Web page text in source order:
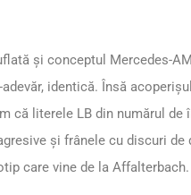
și conceptul Mercedes-
identică. Însă
că literele LB din numărul de
și frânele cu discuri
care vine de la Affalterbach.